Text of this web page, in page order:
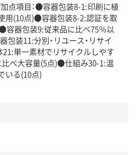
点項目：●容器包装8-1:印刷に植
用(10点)●容器包装8-2:認証を取
容器包装9:従来品に比べ75％以
装11:分別・リユース・リサイ
単一素材でリサイクルしやす
べ大容量(5点)●仕組み30-1:温
いる(10点)